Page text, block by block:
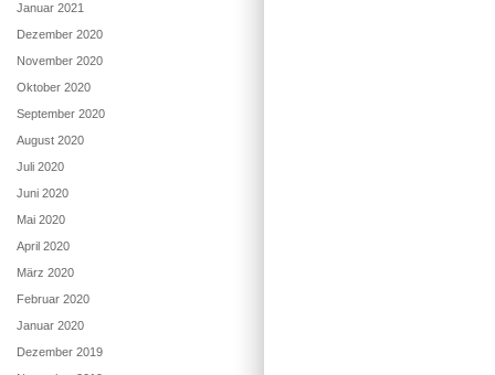
Januar 2021
Dezember 2020
November 2020
Oktober 2020
September 2020
August 2020
Juli 2020
Juni 2020
Mai 2020
April 2020
März 2020
Februar 2020
Januar 2020
Dezember 2019